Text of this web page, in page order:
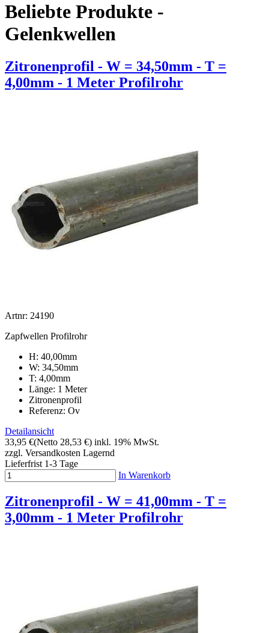
Beliebte Produkte -
Gelenkwellen
Zitronenprofil - W = 34,50mm - T =
4,00mm - 1 Meter Profilrohr
Artnr: 24190
Zapfwellen Profilrohr
H: 40,00mm
W: 34,50mm
T: 4,00mm
Länge: 1 Meter
Zitronenprofil
Referenz: Ov
Detailansicht
33,95 €(Netto 28,53 €) inkl. 19% MwSt.
zzgl. Versandkosten Lagernd
Lieferfrist 1-3 Tage
In Warenkorb
Zitronenprofil - W = 41,00mm - T =
3,00mm - 1 Meter Profilrohr